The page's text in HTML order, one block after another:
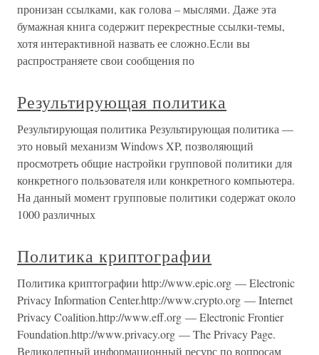
пронизан ссылками, как голова – мыслями. Даже эта
бумажная книга содержит перекрестные ссылки-темы,
хотя интерактивной назвать ее сложно.Если вы
распространяете свои сообщения по
Результирующая политика
Результирующая политика Результирующая политика —
это новый механизм Windows XP, позволяющий
просмотреть общие настройки групповой политики для
конкретного пользователя или конкретного компьютера.
На данный момент групповые политики содержат около
1000 различных
Политика криптографии
Политика криптографии http://www.epic.org — Electronic
Privacy Information Center.http://www.crypto.org — Internet
Privacy Coalition.http://www.eff.org — Electronic Frontier
Foundation.http://www.privacy.org — The Privacy Page.
Великолепный информационный ресурс по вопросам